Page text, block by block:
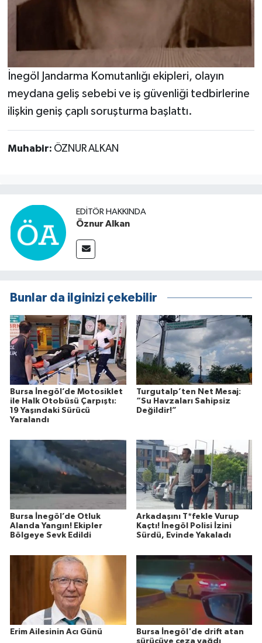
İnegöl Jandarma Komutanlığı ekipleri, olayın
meydana geliş sebebi ve iş güvenliği tedbirlerine
ilişkin geniş çaplı soruşturma başlattı.
Muhabir: ÖZNUR ALKAN
EDITÖR HAKKINDA
Öznur Alkan
Bunlar da ilginizi çekebilir
Bursa İnegöl’de Motosiklet
ile Halk Otobüsü Çarpıştı:
19 Yaşındaki Sürücü
Yaralandı
Turgutalp’ten Net Mesaj:
“Su Havzaları Sahipsiz
Değildir!”
Bursa İnegöl’de Otluk
Alanda Yangın! Ekipler
Bölgeye Sevk Edildi
Arkadaşını T*fekle Vurup
Kaçtı! İnegöl Polisi İzini
Sürdü, Evinde Yakaladı
Erim Ailesinin Acı Günü
Bursa İnegöl'de drift atan
sürücüye ceza yağdı